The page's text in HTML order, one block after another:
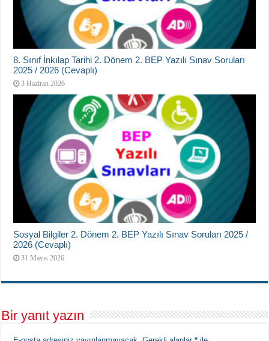
8. Sınıf İnkılap Tarihi 2. Dönem 2. BEP Yazılı Sınav Soruları
2025 / 2026 (Cevaplı)
3 Haziran 2026
Sosyal Bilgiler 2. Dönem 2. BEP Yazılı Sınav Soruları 2025 /
2026 (Cevaplı)
31 Mayıs 2026
Bir yanıt yazın